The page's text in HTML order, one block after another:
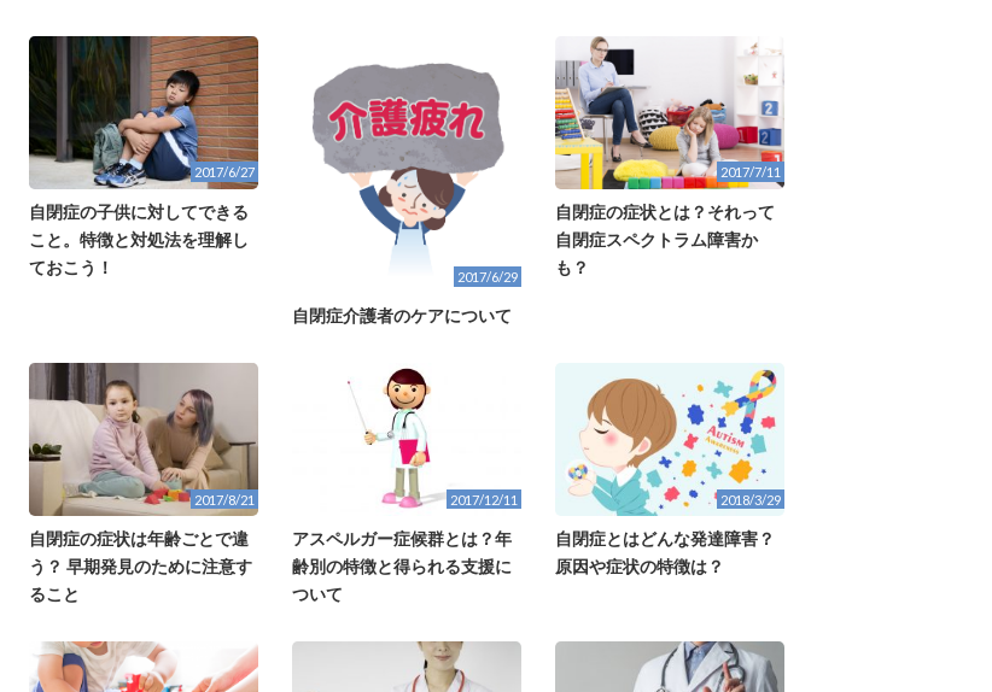
2017/6/27
自閉症の子供に対してできる
こと。特徴と対処法を理解し
ておこう！
2017/6/29
自閉症介護者のケアについて
2017/7/11
自閉症の症状とは？それって
自閉症スペクトラム障害か
も？
2017/8/21
自閉症の症状は年齢ごとで違
う？ 早期発見のために注意す
ること
2017/12/11
アスペルガー症候群とは？年
齢別の特徴と得られる支援に
ついて
2018/3/29
自閉症とはどんな発達障害？
原因や症状の特徴は？